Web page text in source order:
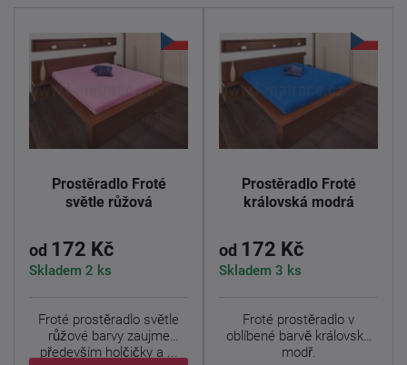
Prostěradlo Froté
světle růžová
od 172 Kč
Skladem 2 ks
Froté prostěradlo světle
růžové barvy zaujme
především holčičky a ...
Prostěradlo Froté
královská modrá
od 172 Kč
Skladem 3 ks
Froté prostěradlo v
oblíbené barvě královská
modř.